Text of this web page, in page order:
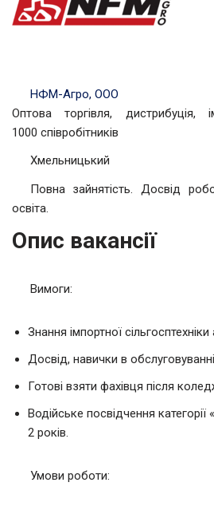
НФМ-Агро, ООО
Оптова торгівля, дистрибуція,
1000 співробітників
Хмельницький
Повна зайнятість. Досвід
освіта.
Опис вакансії
Вимоги:
Знання імпортної сільгосптехніки
Досвід, навички в обслуговуванні
Готові взяти фахівця після
Водійське посвідчення категорії
2 років.
Умови роботи: